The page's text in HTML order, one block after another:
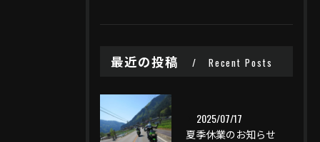
最近の投稿 Recent Posts
2025/07/17
夏季休業のお知らせ